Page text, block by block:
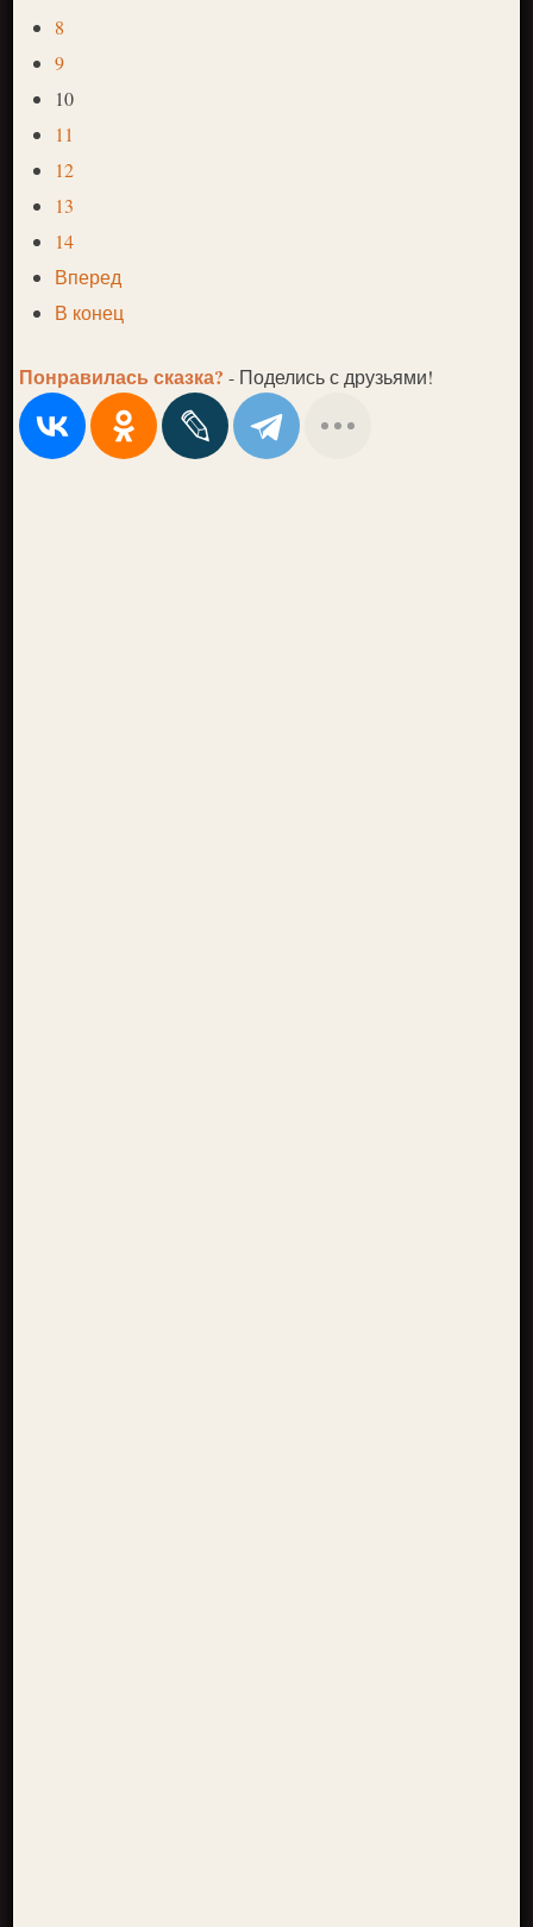
8
9
10
11
12
13
14
Вперед
В конец
Понравилась сказка?- Поделись с друзьями!